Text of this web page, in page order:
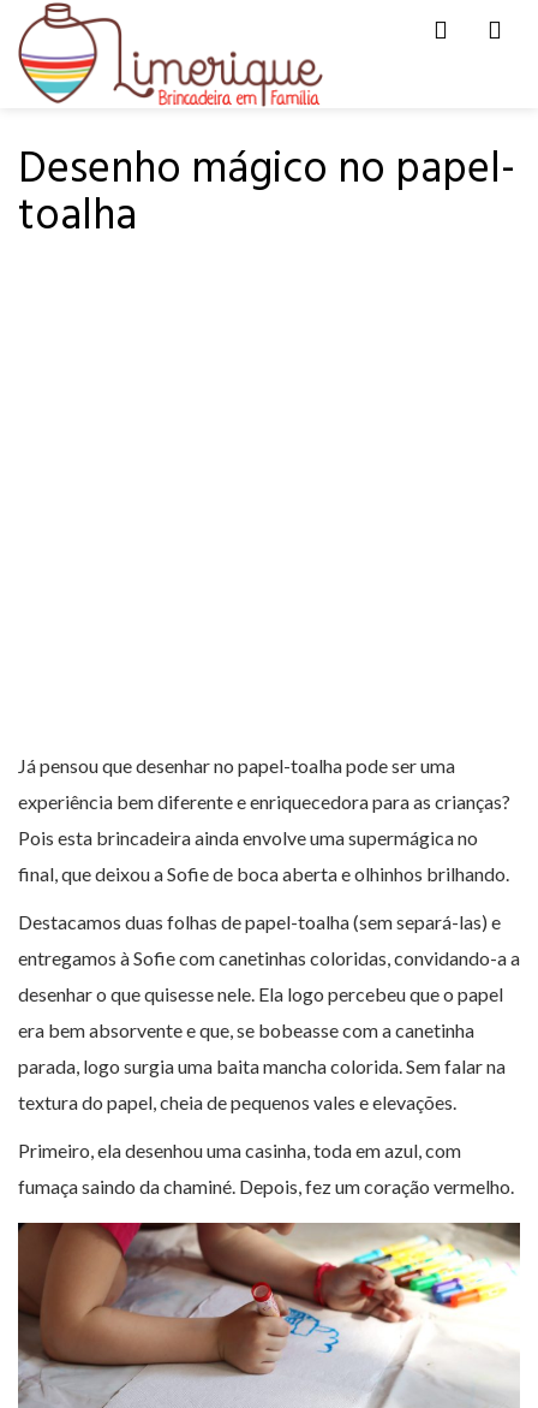
HOME DE TUDO UM POUCO
Desenho mágico no papel-
toalha
Já pensou que desenhar no papel-toalha pode ser uma
experiência bem diferente e enriquecedora para as crianças?
Pois esta brincadeira ainda envolve uma supermágica no
final, que deixou a Sofie de boca aberta e olhinhos brilhando.
Destacamos duas folhas de papel-toalha (sem separá-las) e
entregamos à Sofie com canetinhas coloridas, convidando-a a
desenhar o que quisesse nele. Ela logo percebeu que o papel
era bem absorvente e que, se bobeasse com a canetinha
parada, logo surgia uma baita mancha colorida. Sem falar na
textura do papel, cheia de pequenos vales e elevações.
Primeiro, ela desenhou uma casinha, toda em azul, com
fumaça saindo da chaminé. Depois, fez um coração vermelho.